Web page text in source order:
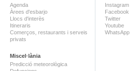
Agenda
Àrees d'esbarjo
Llocs d'interès
Itineraris
Comerços, restaurants i serveis
privats
Miscel·lània
Predicció meteorològica
Instagram
Facebook
Twitter
Youtube
WhatsApp